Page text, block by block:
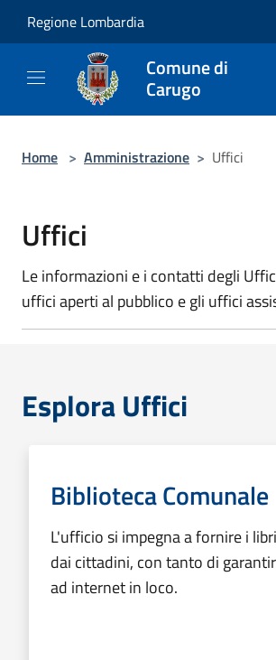
Regione Lombardia
Comune di
Carugo
Home > Amministrazione > Uffici
Uffici
Le informazioni e i contatti degli
uffici aperti al pubblico e gli uffici
Esplora Uffici
Biblioteca Comunale
L'ufficio si impegna a fornire i
dai cittadini, con tanto di
ad internet in loco.